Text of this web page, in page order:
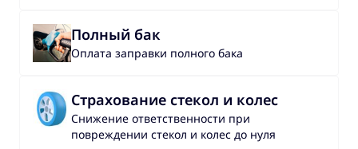
Полный бак
Оплата заправки полного бака
Страхование стекол и колес
Снижение ответственности при
повреждении стекол и колес до нуля